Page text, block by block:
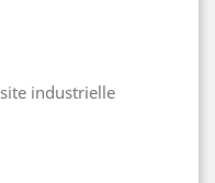
industrielle